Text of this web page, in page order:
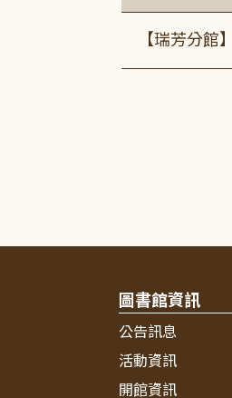
【瑞芳分館
圖書館資訊
公告訊息
活動資訊
開館資訊